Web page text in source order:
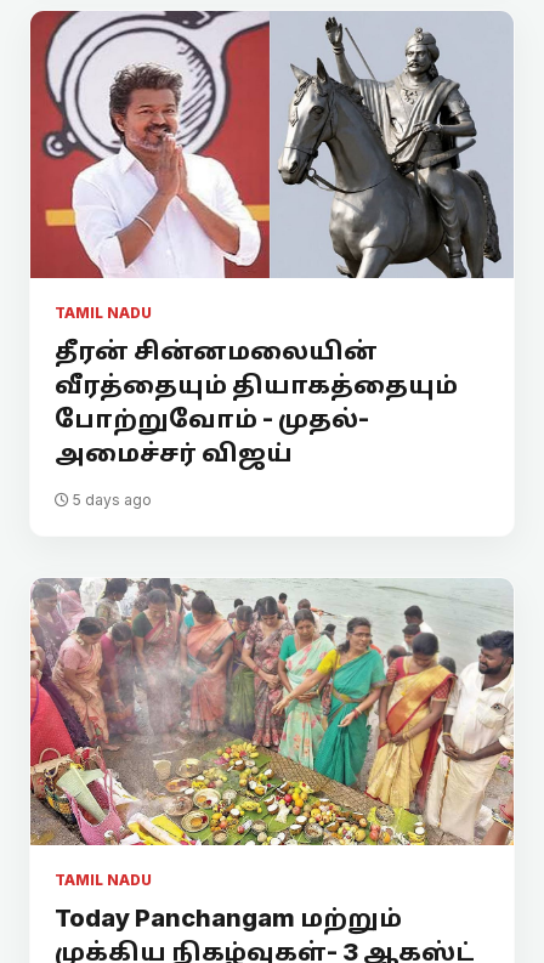
TAMIL NADU
தீரன் சின்னமலையின்
வீரத்தையும் தியாகத்தையும்
போற்றுவோம் - முதல்-
அமைச்சர் விஜய்
5 days ago
TAMIL NADU
Today Panchangam மற்றும்
முக்கிய நிகழ்வுகள்- 3 ஆகஸ்ட்